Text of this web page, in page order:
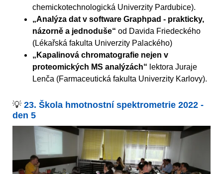
chemickotechnologická Univerzity Pardubice).
„Analýza dat v software Graphpad - prakticky,
názorně a jednoduše“ od Davida Friedeckého
(Lékařská fakulta Univerzity Palackého)
„Kapalinová chromatografie nejen v
proteomických MS analýzách“ lektora Juraje
Lenča (Farmaceutická fakulta Univerzity Karlovy).
💡 23. Škola hmotnostní spektrometrie 2022 -
den 5